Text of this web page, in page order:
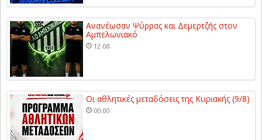
Ανανέωσαν Ψύρρας και Δεμερτζής στον
Αμπελωνιακό
12:08
Οι αθλητικές μεταδόσεις της Κυριακής (9/8)
00:00